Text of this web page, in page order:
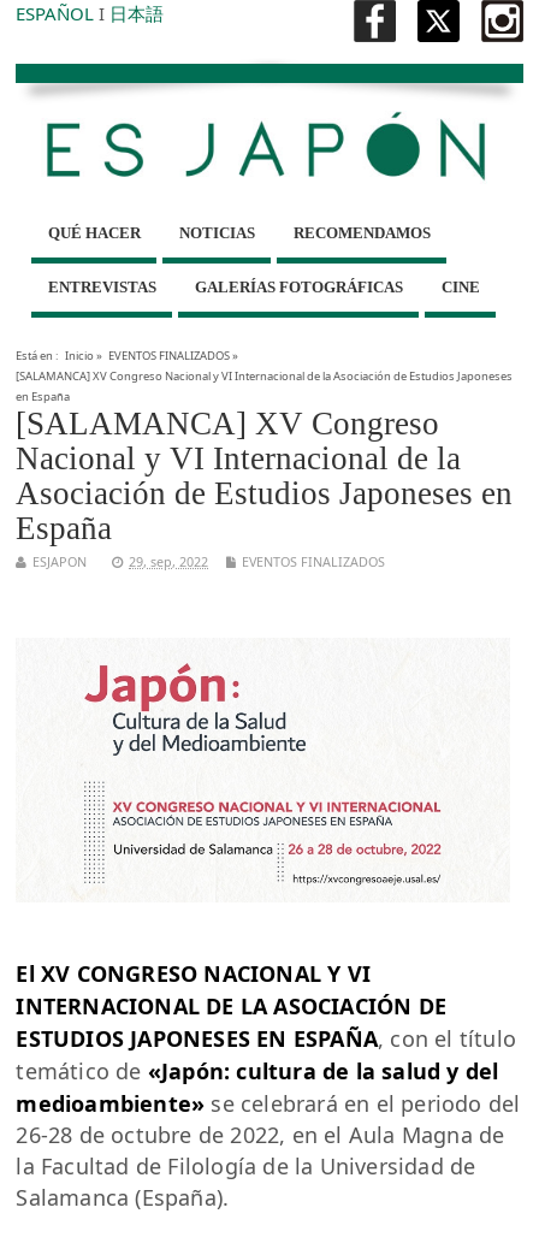
ESPAÑOL I 日本語
QUÉ HACER NOTICIAS RECOMENDAMOS
ENTREVISTAS GALERÍAS FOTOGRÁFICAS CINE
Está en : Inicio» EVENTOS FINALIZADOS»
[SALAMANCA] XV Congreso Nacional y VI Internacional de la Asociación de Estudios Japoneses
en España
[SALAMANCA] XV Congreso
Nacional y VI Internacional de la
Asociación de Estudios Japoneses en
España
ESJAPON 29, sep, 2022 EVENTOS FINALIZADOS
El XV CONGRESO NACIONAL Y VI
INTERNACIONAL DE LA ASOCIACIÓN DE
ESTUDIOS JAPONESES EN ESPAÑA, con el título
temático de «Japón: cultura de la salud y del
medioambiente» se celebrará en el periodo del
26-28 de octubre de 2022, en el Aula Magna de
la Facultad de Filología de la Universidad de
Salamanca (España).